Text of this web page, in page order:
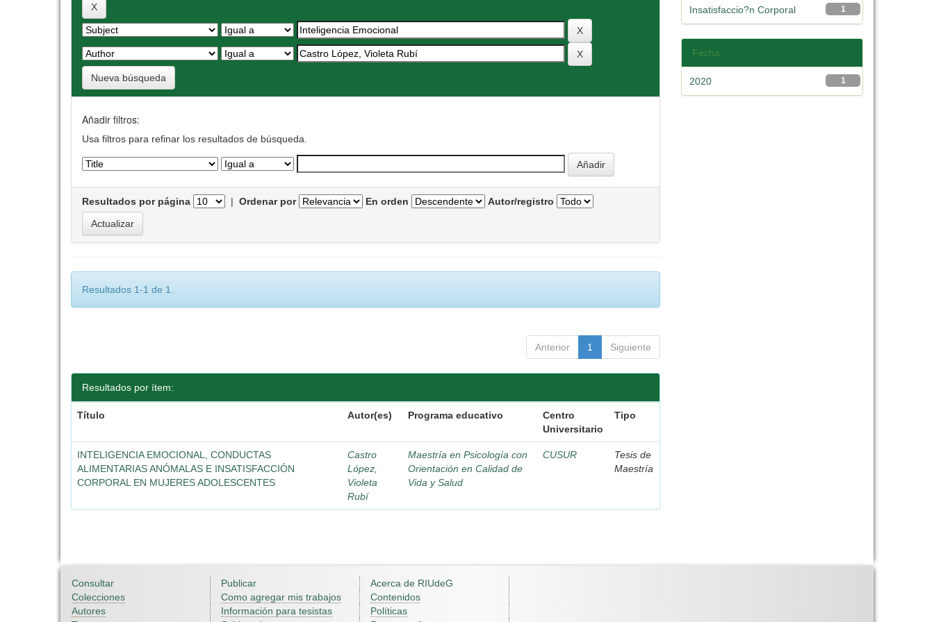
Nueva búsqueda
Añadir filtros:
Usa filtros para refinar los resultados de búsqueda.
Resultados por página | Ordenar por En orden Autor/registro
Resultados 1-1 de 1.
Anterior 1 Siguiente
Resultados por ítem:
Título Autor(es) Programa educativo
Centro
Universitario
Tipo
INTELIGENCIA EMOCIONAL, CONDUCTAS
ALIMENTARIAS ANÓMALAS E INSATISFACCIÓN
CORPORAL EN MUJERES ADOLESCENTES
Castro
López,
Violeta
Rubí
Maestría en Psicología con
Orientación en Calidad de
Vida y Salud
CUSUR
Tesis de
Maestría
1
Insatisfaccio?n Corporal
Fecha
1
2020
Consultar
Colecciones
Autores
Publicar
Como agregar mis trabajos
Información para tesistas
Acerca de RIUdeG
Contenidos
Políticas